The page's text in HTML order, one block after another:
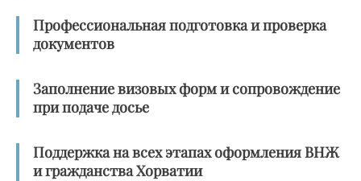
Профессиональная подготовка и проверка
документов
Заполнение визовых форм и сопровождение
при подаче досье
Поддержка на всех этапах оформления ВНЖ
и гражданства Хорватии